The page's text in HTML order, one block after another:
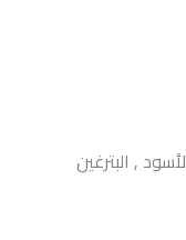
, البترغين